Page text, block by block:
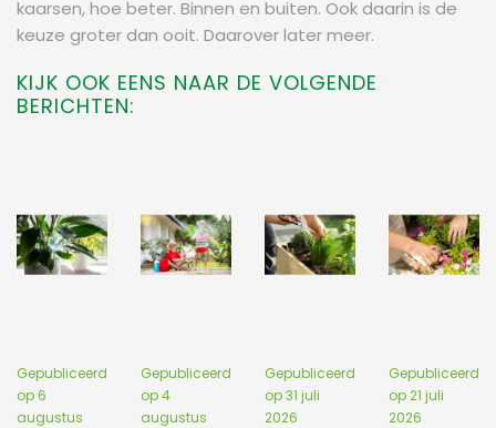
kaarsen, hoe beter. Binnen en buiten. Ook daarin is de
keuze groter dan ooit. Daarover later meer.
KIJK OOK EENS NAAR DE VOLGENDE
BERICHTEN:
Gepubliceerd
op6
augustus
Gepubliceerd
op4
augustus
Gepubliceerd
op31 juli
2026
Gepubliceerd
op21 juli
2026